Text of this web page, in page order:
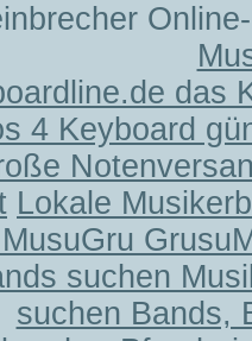
das
4 Keyboard
Lokale
suchen
suchen Bands,